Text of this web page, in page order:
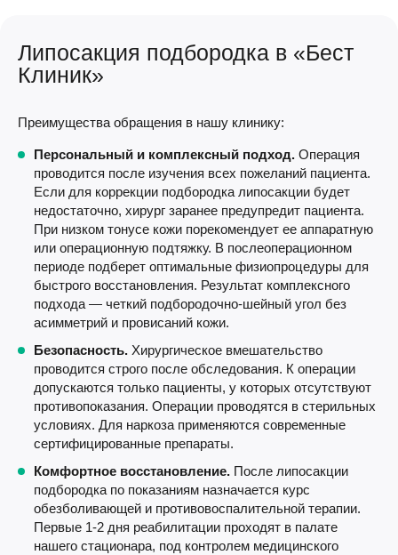
Липосакция подбородка в «Бест
Клиник»
Преимущества обращения в нашу клинику:
Персональный и комплексный подход. Операция
проводится после изучения всех пожеланий пациента.
Если для коррекции подбородка липосакции будет
недостаточно, хирург заранее предупредит пациента.
При низком тонусе кожи порекомендует ее аппаратную
или операционную подтяжку. В послеоперационном
периоде подберет оптимальные физиопроцедуры для
быстрого восстановления. Результат комплексного
подхода — четкий подбородочно-шейный угол без
асимметрий и провисаний кожи.
Безопасность. Хирургическое вмешательство
проводится строго после обследования. К операции
допускаются только пациенты, у которых отсутствуют
противопоказания. Операции проводятся в стерильных
условиях. Для наркоза применяются современные
сертифицированные препараты.
Комфортное восстановление. После липосакции
подбородка по показаниям назначается курс
обезболивающей и противовоспалительной терапии.
Первые 1-2 дня реабилитации проходят в палате
нашего стационара, под контролем медицинского